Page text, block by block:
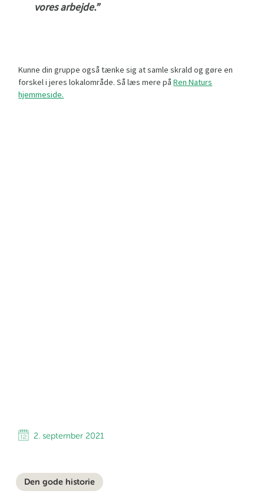
vores arbejde.”
Kunne din gruppe også tænke sig at samle skrald og gøre en
forskel i jeres lokalområde. Så læs mere påRen Naturs
hjemmeside.
2. september 2021
Den gode historie